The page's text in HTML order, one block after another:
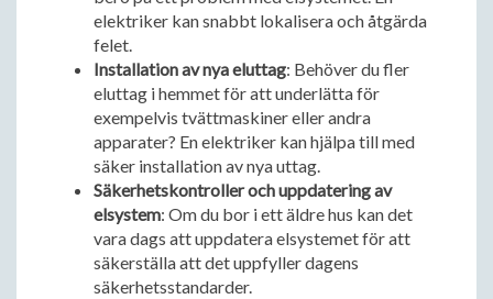
elektriker kan snabbt lokalisera och åtgärda
felet.
Installation av nya eluttag: Behöver du fler
eluttag i hemmet för att underlätta för
exempelvis tvättmaskiner eller andra
apparater? En elektriker kan hjälpa till med
säker installation av nya uttag.
Säkerhetskontroller och uppdatering av
elsystem: Om du bor i ett äldre hus kan det
vara dags att uppdatera elsystemet för att
säkerställa att det uppfyller dagens
säkerhetsstandarder.